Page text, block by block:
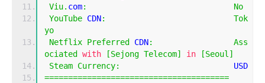
Viu. com:
No
YouTube CDN:
Tok
yo
Netflix Preferred CDN:
Ass
ociated
with [Sejong Telecom] in [Seoul ]
Steam Currency:
                        USD
=======================================